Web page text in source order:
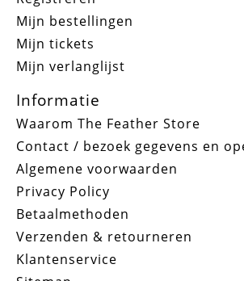
Mijn bestellingen
Mijn tickets
Mijn verlanglijst
Informatie
Waarom The Feather Store
Contact / bezoek gegevens en
Algemene voorwaarden
Privacy Policy
Betaalmethoden
Verzenden & retourneren
Klantenservice